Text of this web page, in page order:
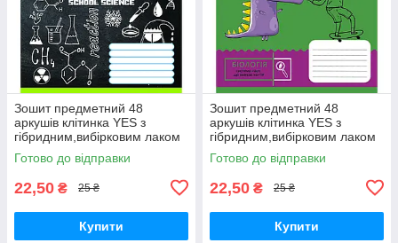
Зошит предметний 48
аркушів клітинка YES з
гібридним,вибірковим лаком
ХІМІЯ (Doodle board)
Готово до відправки
22,50 ₴ 25 ₴
Купити
Зошит предметний 48
аркушів клітинка YES з
гібридним,вибірковим лаком
БІОЛОГІЯ (Cool school
subjects)
Готово до відправки
22,50 ₴ 25 ₴
Купити